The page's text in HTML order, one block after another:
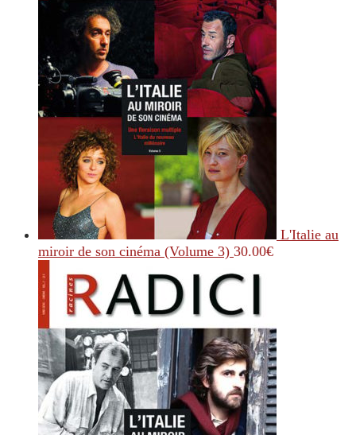
L'Italie au
miroir de son cinéma (Volume 3) 30.00€